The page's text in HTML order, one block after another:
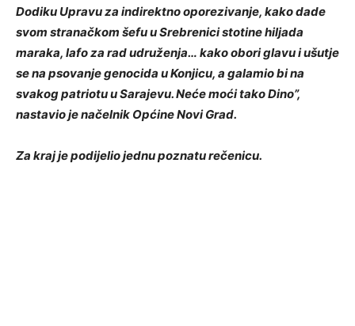
Dodiku Upravu za indirektno oporezivanje, kako dade
svom stranačkom šefu u Srebrenici stotine hiljada
maraka, lafo za rad udruženja… kako obori glavu i ušutje
se na psovanje genocida u Konjicu, a galamio bi na
svakog patriotu u Sarajevu. Neće moći tako Dino”,
nastavio je načelnik Općine Novi Grad.
Za kraj je podijelio jednu poznatu rečenicu.